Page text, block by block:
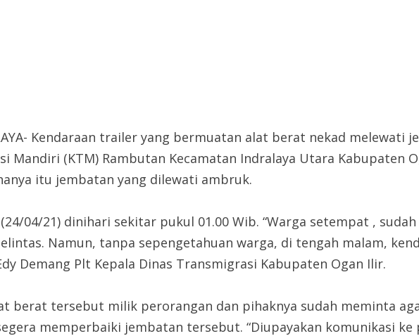
Kendaraan trailer yang bermuatan alat berat nekad melewati
Mandiri (KTM) Rambutan Kecamatan Indralaya Utara Kabupaten
itu jembatan yang dilewati ambruk.
04/21) dinihari sekitar pukul 01.00 Wib. “Warga setempat , sudah
Namun, tanpa sepengetahuan warga, di tengah malam,
Demang Plt Kepala Dinas Transmigrasi Kabupaten Ogan Ilir.
berat tersebut milik perorangan dan pihaknya sudah meminta
memperbaiki jembatan tersebut. “Diupayakan komunikasi ke